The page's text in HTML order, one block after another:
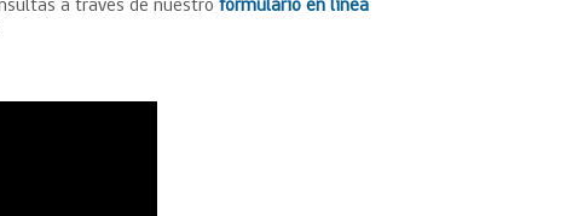
a través de nuestroformulario en línea